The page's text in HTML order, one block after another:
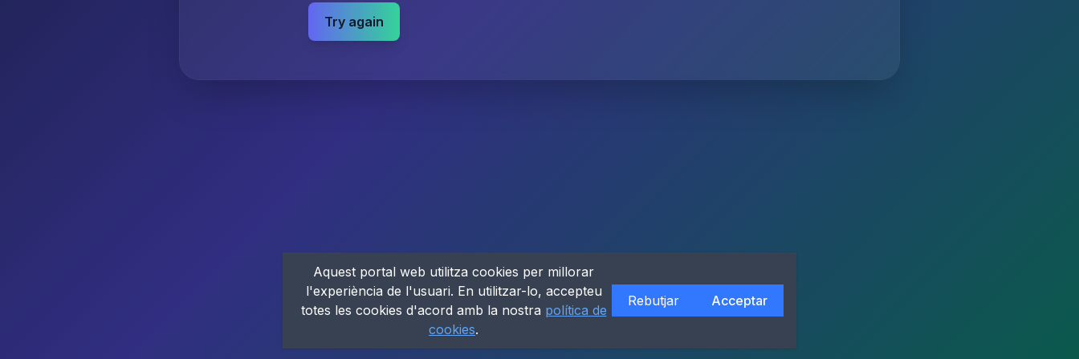
Try again
Aquest portal web utilitza cookies per millorar
l'experiència de l'usuari. En utilitzar-lo, accepteu
totes les cookies d'acord amb la nostra política de
cookies.
Rebutjar Acceptar